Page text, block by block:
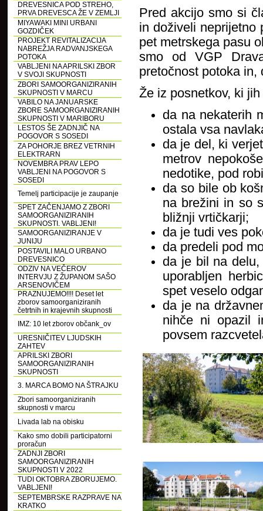
DREVESNICA POD STREHO,
PRVA DREVESCA ŽE V ZEMLJI
MIYAWAKI MINI URBANI
GOZDIČEK
PROJEKT REVITALIZACIJA
NABREŽJA RADVANJSKEGA
POTOKA
VABLJENI NA APRILSKI ZBOR
V SVOJI SKUPNOSTI
ZBORI SAMOORGANIZIRANIH
SKUPNOSTI V MARCU
VABILO NA JANUARSKE
ZBORE SAMOORGANIZIRANIH
SKUPNOSTI V MARIBORU
LESTOS ŠE ZADNJIČ NA
POGOVOR S SOSEDI
ZA POHORJE BREZ VETRNIH
ELEKTRARN
NOVEMBRA PRAV LEPO
VABLJENI NA POGOVOR S
SOSEDI
Temelj participacije je zaupanje
SPET ZAČENJAMO Z ZBORI
SAMOORGANIZIRANIH
SKUPNOSTI. VABLJENI!
SAMOORGANIZIRANJE V
JUNIJU
POSTAVILI MALO URBANO
DREVESNICO
ODZIV NA VEČEROV
INTERVJU Z ŽUPANOM SAŠO
ARSENOVIČEM
PRAZNUJEMO!!!! Deset let
zborov samoorganiziranih
četrtnih in krajevnih skupnosti
IMZ: 10 let zborov občank_ov
URESNIČITEV LJUDSKIH
ZAHTEV
APRILSKI ZBORI
SAMOORGANIZIRANIH
SKUPNOSTI
3. MARCA BOMO NA ŠTRAJKU
Zbori samoorganiziranih
skupnosti v marcu
Livada lab na obisku
Kako smo dobili participatorni
proračun
ZADNJI ZBORI
SAMOORGANIZIRANIH
SKUPNOSTI V 2022
TUDI OKTOBRA ZBORUJEMO.
VABLJENI!
SEPTEMBRSKE RAZPRAVE NA
KRATKO
Pred akcijo smo si
in doživeli neprijetno
pet metrskega pasu
smo od VGP
pretočnost potoka in,
Že iz posnetkov, ki
da na nekaterih
ostala vsa
da je del, ki
metrov
nedotike, pod
da so bile ob
na brežini in so
bližnji vrtičkarji;
da je tudi ves
da predeli pod
da je bil na
uporabljen
spet veselo
da je na
nihče ni opazil
povsem